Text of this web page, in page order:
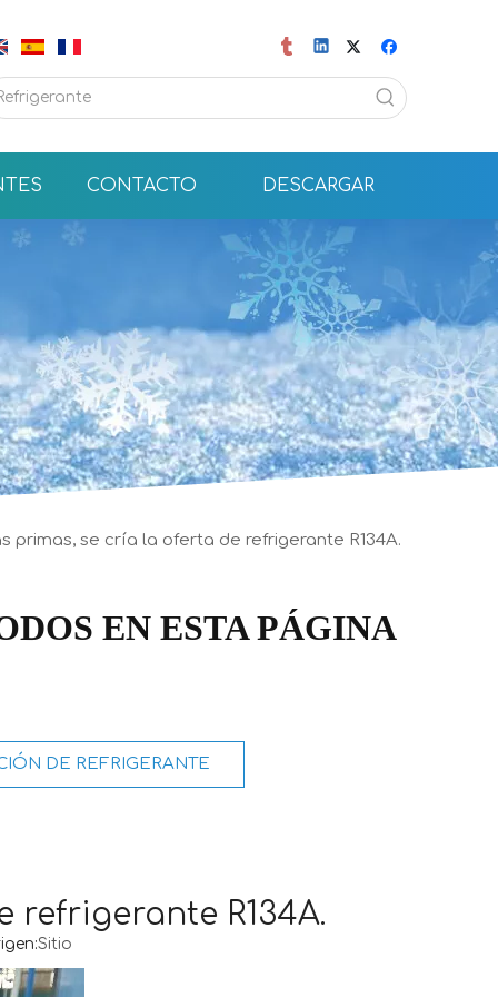
CONTACTO DESCARGAR
primas, se cría la oferta de refrigerante R134A.
EN ESTA PÁGINA
DE REFRIGERANTE
R134A.
Sitio